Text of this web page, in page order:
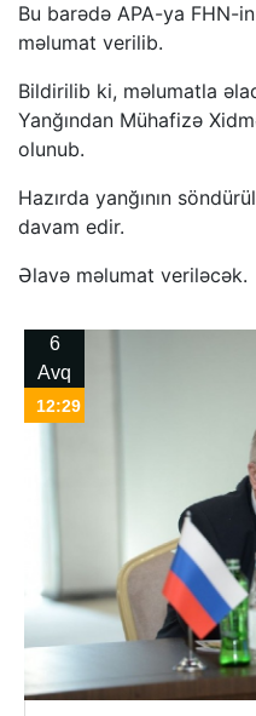
Bu barədə APA-ya FHN-
məlumat verilib.
Bildirilib ki, məlumatla
Yanğından Mühafizə
olunub.
Hazırda yanğının
davam edir.
Əlavə məlumat veriləcək.
6
Avq
12:29